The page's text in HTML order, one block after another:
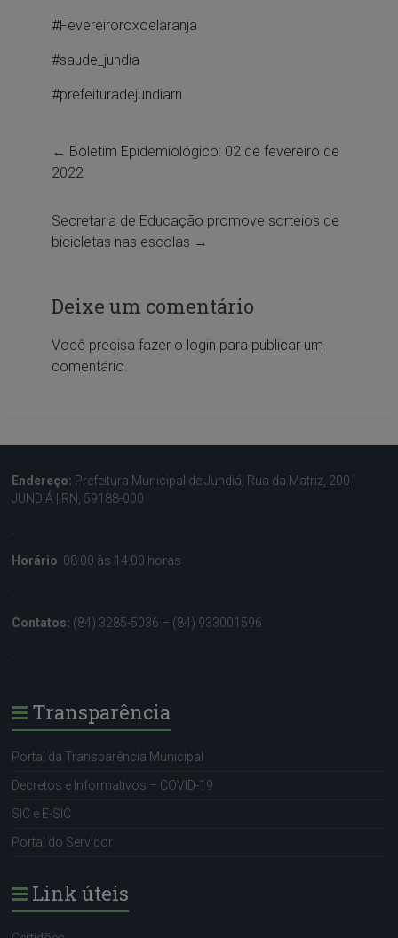
#Fevereiroroxoelaranja
#saude_jundia
#prefeituradejundiarn
← Boletim Epidemiológico: 02 de fevereiro de
2022
Secretaria de Educação promove sorteios de
bicicletas nas escolas →
Deixe um comentário
Você precisa fazer o login para publicar um
comentário.
Endereço: Prefeitura Municipal de Jundiá, Rua da Matriz, 200 |
JUNDIÁ | RN, 59188-000
Horário: 08:00 às 14:00 horas
Contatos: (84) 3285-5036 – (84) 933001596
Transparência
Portal da Transparência Municipal
Decretos e Informativos – COVID-19
SIC e E-SIC
Portal do Servidor
Link úteis